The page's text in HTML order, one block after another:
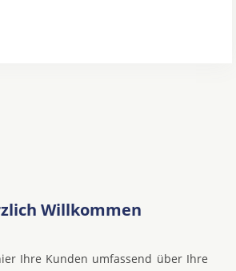
Willkommen
Ihre Kunden umfassend über Ihre